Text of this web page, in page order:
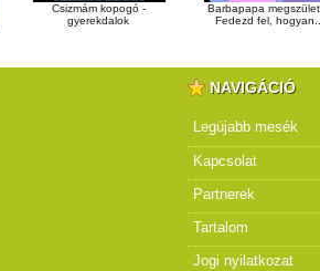
Csizmám kopogó -
gyerekdalok
Barbapapa
Fedezd fel,
NAVIGÁCIÓ
Legújabb mesék
Kapcsolat
Partnerek
Tartalom
Jogi nyilatkozat